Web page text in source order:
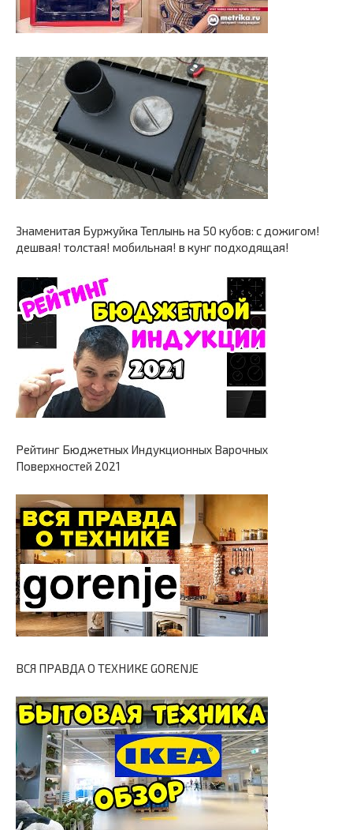
Знаменитая Буржуйка Теплынь на 50 кубов: с дожигом!
дешвая! толстая! мобильная! в кунг подходящая!
Рейтинг Бюджетных Индукционных Варочных
Поверхностей 2021
ВСЯ ПРАВДА О ТЕХНИКЕ GORENJE